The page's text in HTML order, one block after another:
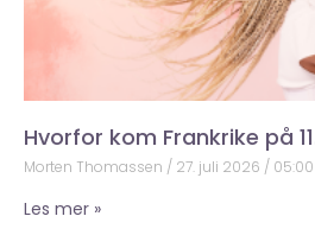
Hvorfor kom Frankrike på
Morten Thomassen 27. juli 2026 05:00
Les mer »